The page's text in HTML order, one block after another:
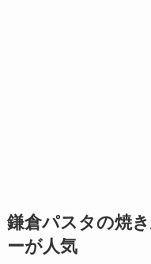
鎌倉パスタの焼
ーが人気